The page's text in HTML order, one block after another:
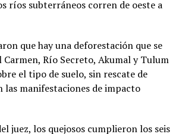
ríos subterráneos corren de oeste a
que hay una deforestación que se
Carmen, Río Secreto, Akumal y Tulum
el tipo de suelo, sin rescate de
las manifestaciones de impacto
juez, los quejosos cumplieron los seis